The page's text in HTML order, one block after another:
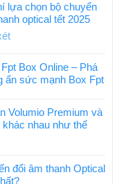
lựa chọn bộ chuyển
optical tết 2025
Box Online – Phá
ấn sức mạnh Box Fpt
Volumio Premium và
khác nhau như thế
đổi âm thanh Optical